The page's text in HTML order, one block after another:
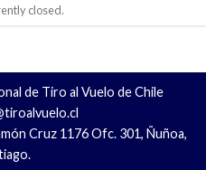
closed.
de Tiro al Vuelo de Chile
Cruz 1176 Ofc. 301, Ñuñoa,